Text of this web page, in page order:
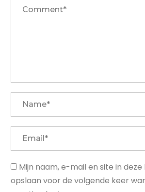
Mijn naam, e-mail en site in
opslaan voor de volgende keer